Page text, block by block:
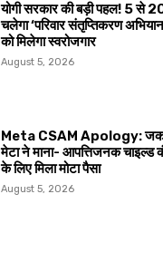
योगी सरकार की बड़ी पहल! 5 से
चलेगा ‘परिवार संतृप्तिकरण
को मिलेगा स्वरोजगार
August 5, 2026
Meta CSAM Apology:
मेटा ने माना- आपत्तिजनक चाइल्ड
के लिए मिला मोटा पैसा
August 5, 2026